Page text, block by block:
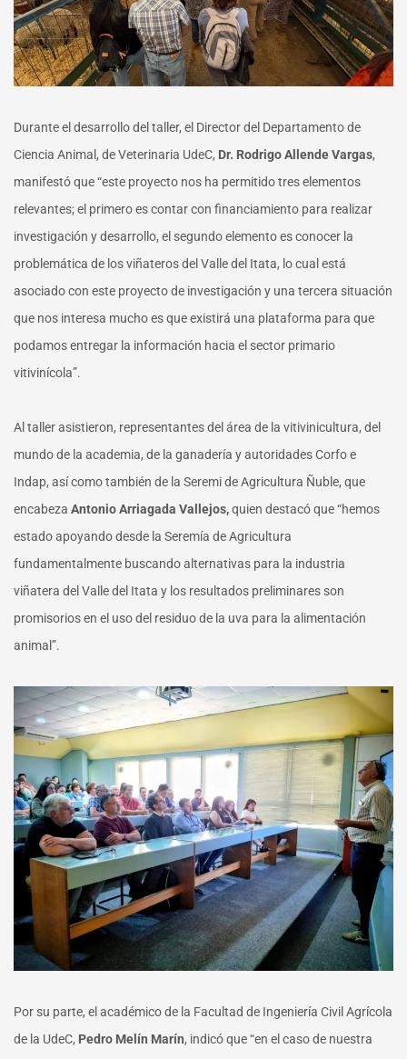
Durante el desarrollo del taller, el Director del Departamento de
Ciencia Animal, de Veterinaria UdeC, Dr. Rodrigo Allende Vargas,
manifestó que “este proyecto nos ha permitido tres elementos
relevantes; el primero es contar con financiamiento para realizar
investigación y desarrollo, el segundo elemento es conocer la
problemática de los viñateros del Valle del Itata, lo cual está
asociado con este proyecto de investigación y una tercera situación
que nos interesa mucho es que existirá una plataforma para que
podamos entregar la información hacia el sector primario
vitivinícola”.
Al taller asistieron, representantes del área de la vitivinicultura, del
mundo de la academia, de la ganadería y autoridades Corfo e
Indap, así como también de la Seremi de Agricultura Ñuble, que
encabeza Antonio Arriagada Vallejos,quien destacó que “hemos
estado apoyando desde la Seremía de Agricultura
fundamentalmente buscando alternativas para la industria
viñatera del Valle del Itata y los resultados preliminares son
promisorios en el uso del residuo de la uva para la alimentación
animal”.
Por su parte, el académico de la Facultad de Ingeniería Civil Agrícola
de la UdeC, Pedro Melín Marín, indicó que “en el caso de nuestra